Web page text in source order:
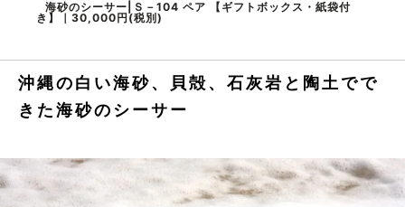
海砂のシーサー|Ｓ－104 ペア 【ギフトボックス・紙袋付
き】｜30,000円(税別)
沖縄の白い海砂、貝殻、石灰岩と陶土でで
きた海砂のシーサー